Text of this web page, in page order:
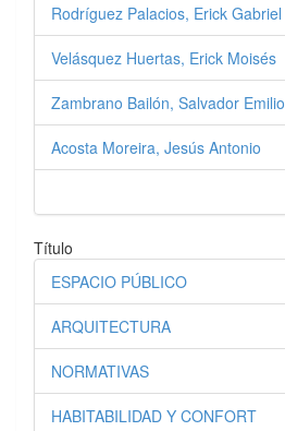
Rodríguez Palacios, Erick Gabriel
Velásquez Huertas, Erick Moisés
Zambrano Bailón, Salvador Emilio
Acosta Moreira, Jesús Antonio
Título
ESPACIO PÚBLICO
ARQUITECTURA
NORMATIVAS
HABITABILIDAD Y CONFORT